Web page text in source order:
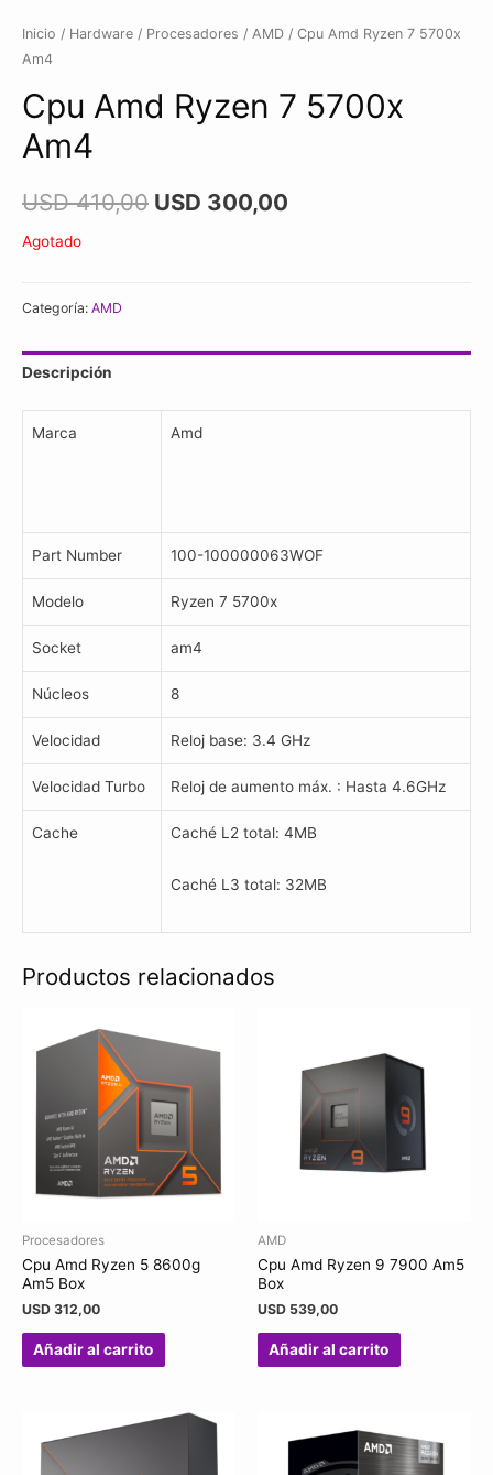
Inicio / Hardware / Procesadores / AMD / Cpu Amd Ryzen 7 5700x
Am4
Cpu Amd Ryzen 7 5700x
Am4
USD410,00 USD 300,00
Agotado
Categoría: AMD
Descripción
Marca Amd
Part Number 100-100000063WOF
Modelo Ryzen 7 5700x
Socket am4
Núcleos 8
Velocidad Reloj base: 3.4 GHz
Velocidad Turbo Reloj de aumento máx. : Hasta 4.6GHz
Cache Caché L2 total: 4MB
Caché L3 total: 32MB
Productos relacionados
Procesadores
Cpu Amd Ryzen 5 8600g
Am5 Box
USD 312,00
Añadir al carrito
AMD
Cpu Amd Ryzen 9 7900 Am5
Box
USD 539,00
Añadir al carrito